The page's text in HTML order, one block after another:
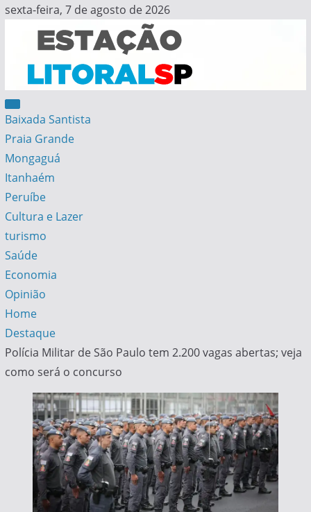
Skip
content
sexta-feira, 7 de agosto de 2026
Estação Litoral SP
Notícias da Baixada Santista
Baixada Santista
Praia Grande
Mongaguá
Itanhaém
Peruíbe
Cultura e Lazer
turismo
Saúde
Economia
Opinião
Home
Destaque
Polícia Militar de São Paulo tem 2.200 vagas abertas; veja
como será o concurso